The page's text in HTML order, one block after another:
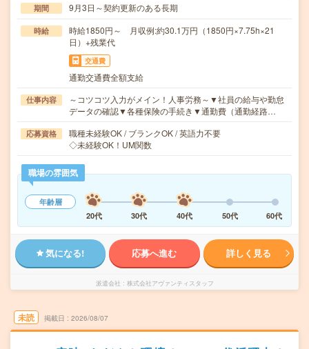
期間 9月3日～契約更新のある長期
時給
時給1850円～ 月収例:約30.1万円（1850円×7.75h×21
日）+残業代
交通費
通勤交通費全額支給
仕事内容
～コツコツ入力がメイン！人事労務～▼社員の給与や勤怠
データの確認▼各種保険の手続き▼通勤費（通勤経路…
応募資格
職種未経験OK / ブランクOK / 英語力不要
◇未経験OK！UM関数
職場の雰囲気
年齢層
20代
30代 40代 50代 60代
気になる! 応募へ進む 詳しく見る
派遣会社 株式会社アヴァンティスタッフ
未読 掲載日 2026/08/07